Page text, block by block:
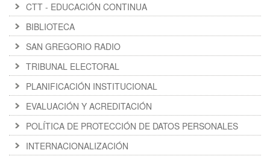
CTT - EDUCACIÓN CONTINUA
BIBLIOTECA
SAN GREGORIO RADIO
TRIBUNAL ELECTORAL
PLANIFICACIÓN INSTITUCIONAL
EVALUACIÓN Y ACREDITACIÓN
POLÍTICA DE PROTECCIÓN DE DATOS PERSONALES
INTERNACIONALIZACIÓN